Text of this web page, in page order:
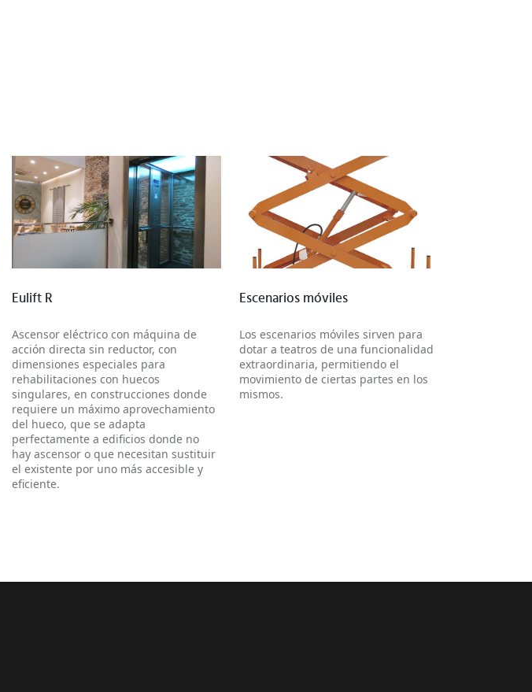
Más información
Eulift R
Ascensor eléctrico con máquina de
acción directa sin reductor, con
dimensiones especiales para
rehabilitaciones con huecos
singulares, en construcciones donde
requiere un máximo aprovechamiento
del hueco, que se adapta
perfectamente a edificios donde no
hay ascensor o que necesitan sustituir
el existente por uno más accesible y
eficiente.
Escenarios móviles
Los escenarios móviles sirven para
dotar a teatros de una funcionalidad
extraordinaria, permitiendo el
movimiento de ciertas partes en los
mismos.